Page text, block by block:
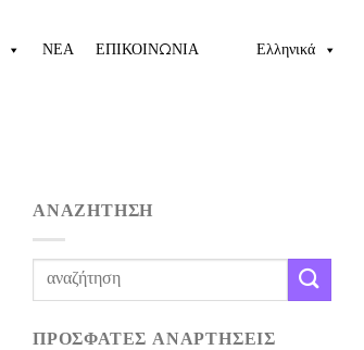
ΝΕΑ ΕΠΙΚΟΙΝΩΝΙΑ Ελληνικά
ΑΝΑΖΉΤΗΣΗ
ΠΡΌΣΦΑΤΕΣ ΑΝΑΡΤΉΣΕΙΣ